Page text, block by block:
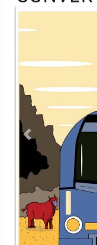
Previous